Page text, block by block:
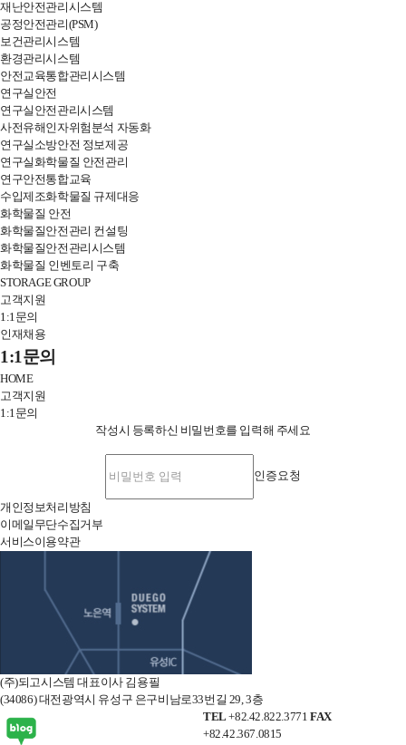
재난안전관리시스템
공정안전관리(PSM)
보건관리시스템
환경관리시스템
안전교육통합관리시스템
연구실안전
연구실안전관리시스템
사전유해인자위험분석 자동화
연구실소방안전 정보제공
연구실화학물질 안전관리
연구안전통합교육
수입제조화학물질 규제대응
화학물질 안전
화학물질안전관리 컨설팅
화학물질안전관리시스템
화학물질 인벤토리 구축
STORAGE GROUP
고객지원
1:1문의
인재채용
전
메
뉴
닫
1:1문의
HOME
고객지원
1:1문의
작성시 등록하신 비밀번호를 입력해 주세요
인증요청
개인정보처리방침
이메일무단수집거부
서비스이용약관
(주)되고시스템 대표이사 김용필
(34086) 대전광역시 유성구 은구비남로33번길 29, 3층
TEL +82.42.822.3771 FAX
+82.42.367.0815